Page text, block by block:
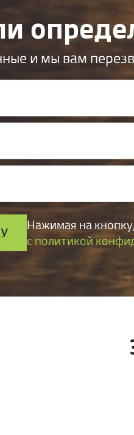
и мы вам
Нажимая на
с политикой